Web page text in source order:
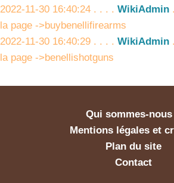
2022-11-30 16:40:24 . . . . WikiAdmin
la page ->buybenellifirearms
2022-11-30 16:40:29 . . . . WikiAdmin
la page ->benellishotguns
Qui sommes-
Mentions légales et
Plan du site
Contact